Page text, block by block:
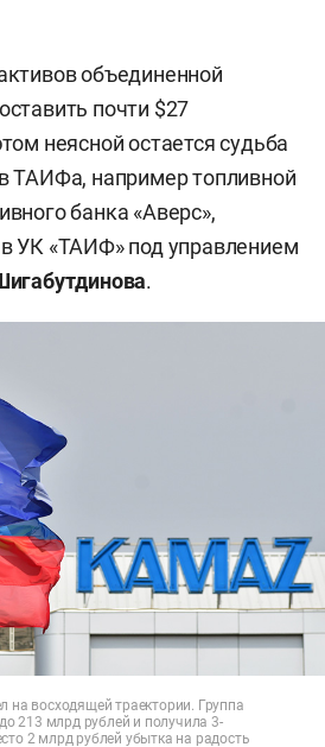
объединенной
почти $27
неясной остается судьба
ТАИФа, например топливной
банка «Аверс»,
УК «ТАИФ» под управлением
.
восходящей траектории. Группа
213 млрд рублей и получила 3-
2 млрд рублей убытка на радость